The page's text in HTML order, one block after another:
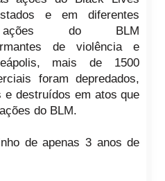
e em diferentes
do BLM
de violência e
, mais de 1500
foram depredados,
e destruídos em atos que
do BLM.
de apenas 3 anos de